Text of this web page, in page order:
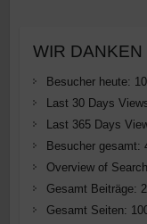
WIR
Besucher heute: 10
Last 30 Days
Last 365 Days
Besucher gesamt:
Overview of
Gesamt Beiträge:
Gesamt Seiten: